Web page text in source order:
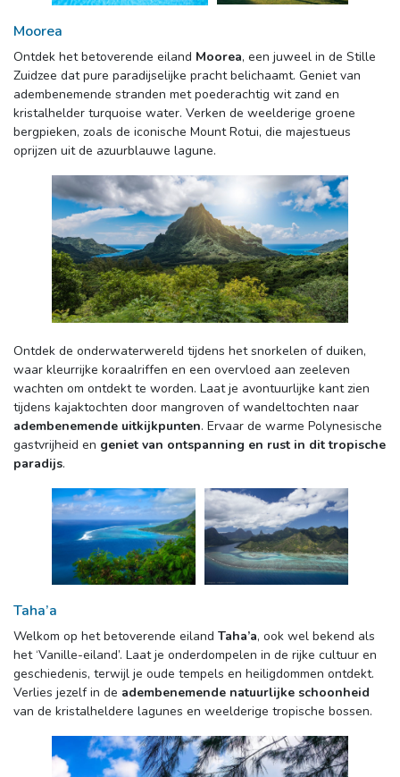
Moorea
Ontdek het betoverende eiland Moorea, een juweel in de Stille
Zuidzee dat pure paradijselijke pracht belichaamt. Geniet van
adembenemende stranden met poederachtig wit zand en
kristalhelder turquoise water. Verken de weelderige groene
bergpieken, zoals de iconische Mount Rotui, die majestueus
oprijzen uit de azuurblauwe lagune.
Ontdek de onderwaterwereld tijdens het snorkelen of duiken,
waar kleurrijke koraalriffen en een overvloed aan zeeleven
wachten om ontdekt te worden. Laat je avontuurlijke kant zien
tijdens kajaktochten door mangroven of wandeltochten naar
adembenemende uitkijkpunten. Ervaar de warme Polynesische
gastvrijheid en geniet van ontspanning en rust in dit tropische
paradijs.
Taha’a
Welkom op het betoverende eiland Taha’a, ook wel bekend als
het ‘Vanille-eiland’. Laat je onderdompelen in de rijke cultuur en
geschiedenis, terwijl je oude tempels en heiligdommen ontdekt.
Verlies jezelf in de adembenemende natuurlijke schoonheid
van de kristalheldere lagunes en weelderige tropische bossen.